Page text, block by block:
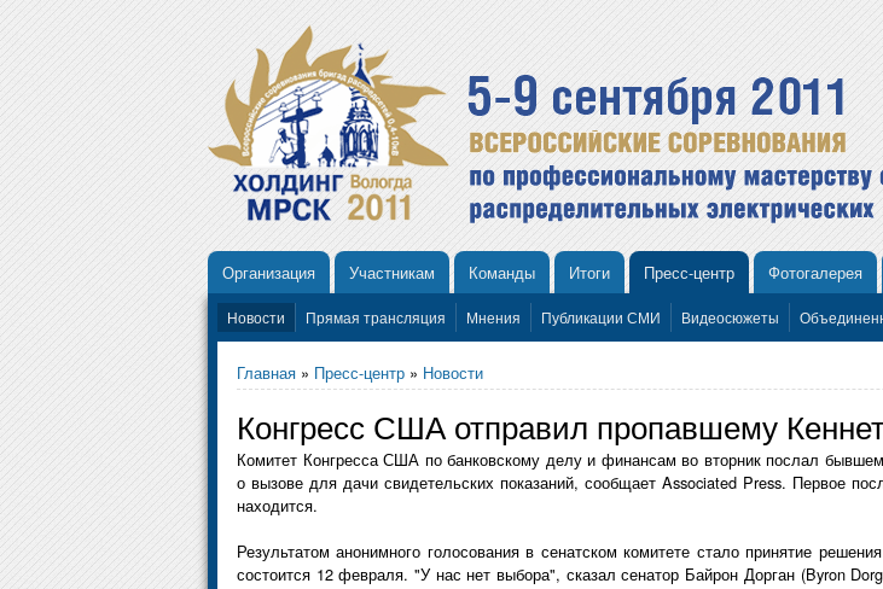
Организация Участникам Команды Итоги Пресс-центр Фотогалерея
Новости Прямая трансляция Мнения Публикации СМИ Видеосюжеты
Главная » Пресс-центр » Новости
Конгресс США отправил пропавшему
Комитет Конгресса США по банковскому делу и финансам во вторник послал
о вызове для дачи свидетельских показаний, сообщает Associated Press. Первое
находится.
Результатом анонимного голосования в сенатском комитете стало принятие
состоится 12 февраля. "У нас нет выбора", сказал сенатор Байрон Дорган (Byron